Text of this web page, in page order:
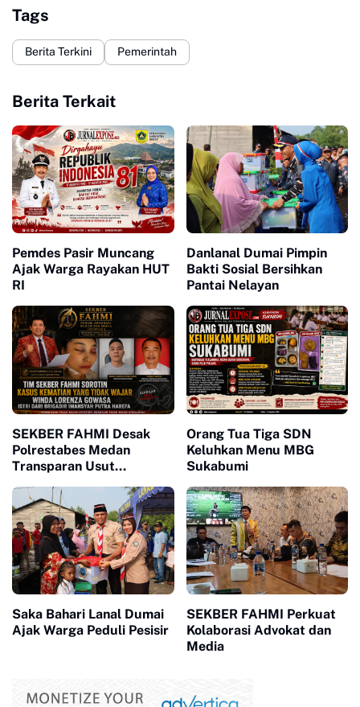
Tags
Berita Terkini Pemerintah
Berita Terkait
Pemdes Pasir Muncang
Ajak Warga Rayakan HUT
RI
Danlanal Dumai Pimpin
Bakti Sosial Bersihkan
Pantai Nelayan
SEKBER FAHMI Desak
Polrestabes Medan
Transparan Usut
Orang Tua Tiga SDN
Keluhkan Menu MBG
Sukabumi
Saka Bahari Lanal Dumai
Ajak Warga Peduli Pesisir
SEKBER FAHMI Perkuat
Kolaborasi Advokat dan
Media